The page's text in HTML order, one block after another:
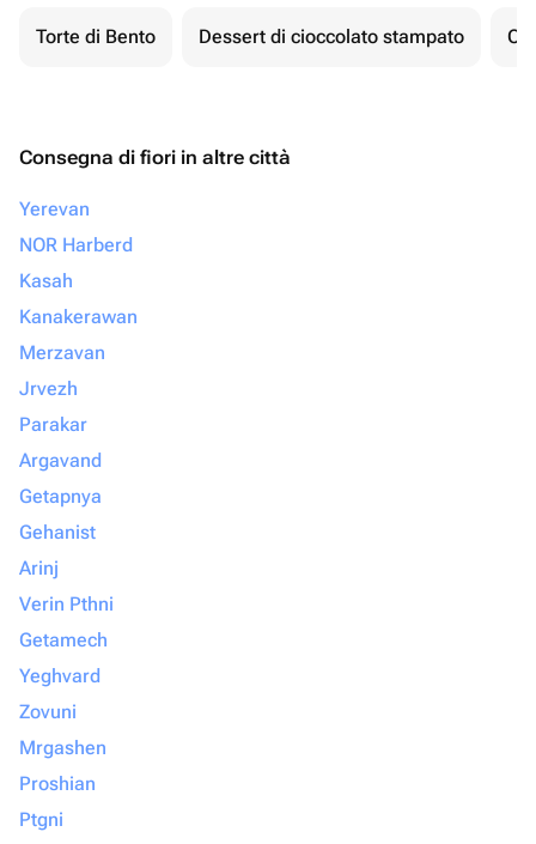
Torte di Bento Dessert di cioccolato stampato
Consegna di fiori in altre città
Yerevan
NOR Harberd
Kasah
Kanakerawan
Merzavan
Jrvezh
Parakar
Argavand
Getapnya
Gehanist
Arinj
Verin Pthni
Getamech
Yeghvard
Zovuni
Mrgashen
Proshian
Ptgni